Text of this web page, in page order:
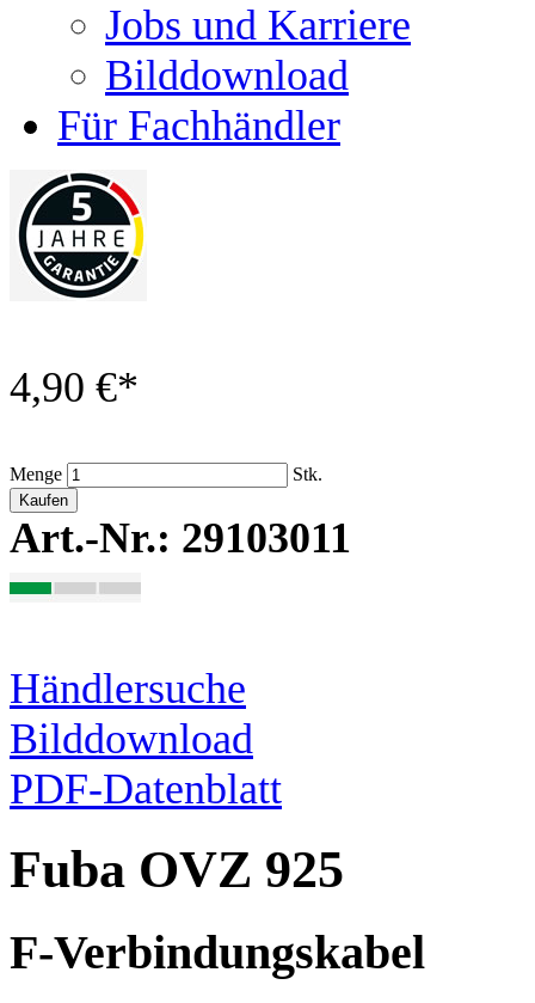
Jobs und Karriere
Bilddownload
Für Fachhändler
4,90 €*
Menge Stk.
Kaufen
Art.-Nr.: 29103011
Händlersuche
Bilddownload
PDF-Datenblatt
Fuba OVZ 925
F-Verbindungskabel